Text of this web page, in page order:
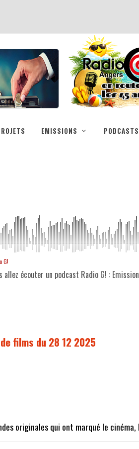
EMISSIONS
G!
allez écouter un podcast Radio G! :
films du 28 12 2025
originales qui ont marqué le